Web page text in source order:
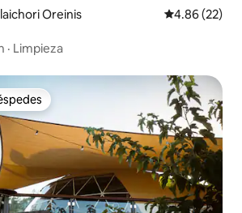
Oreinis Calificación
4.86 (22)
· Limpieza